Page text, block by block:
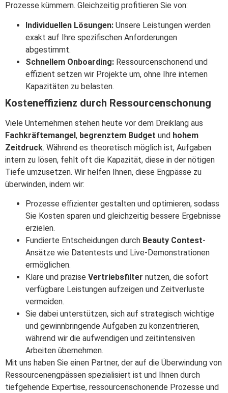
Prozesse kümmern. Gleichzeitig profitieren Sie von:
Individuellen Lösungen: Unsere Leistungen werden
exakt auf Ihre spezifischen Anforderungen
abgestimmt.
Schnellem Onboarding: Ressourcenschonend und
effizient setzen wir Projekte um, ohne Ihre internen
Kapazitäten zu belasten.
Kosteneffizienz durch Ressourcenschonung
Viele Unternehmen stehen heute vor dem Dreiklang aus
Fachkräftemangel, begrenztem Budget und hohem
Zeitdruck. Während es theoretisch möglich ist, Aufgaben
intern zu lösen, fehlt oft die Kapazität, diese in der nötigen
Tiefe umzusetzen. Wir helfen Ihnen, diese Engpässe zu
überwinden, indem wir:
Prozesse effizienter gestalten und optimieren, sodass
Sie Kosten sparen und gleichzeitig bessere Ergebnisse
erzielen.
Fundierte Entscheidungen durch Beauty Contest-
Ansätze wie Datentests und Live-Demonstrationen
ermöglichen.
Klare und präzise Vertriebsfilter nutzen, die sofort
verfügbare Leistungen aufzeigen und Zeitverluste
vermeiden.
Sie dabei unterstützen, sich auf strategisch wichtige
und gewinnbringende Aufgaben zu konzentrieren,
während wir die aufwendigen und zeitintensiven
Arbeiten übernehmen.
Mit uns haben Sie einen Partner, der auf die Überwindung von
Ressourcenengpässen spezialisiert ist und Ihnen durch
tiefgehende Expertise, ressourcenschonende Prozesse und